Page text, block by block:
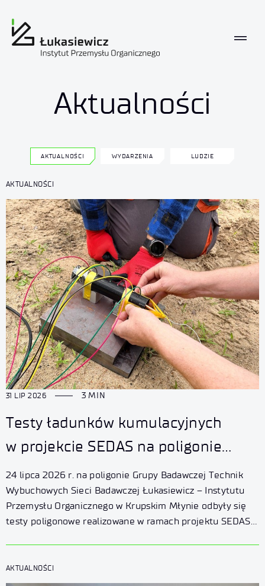
Aktualności
AKTUALNOŚCI WYDARZENIA LUDZIE
AKTUALNOŚCI
31 LIP 2026 3 MIN
Testy ładunków kumulacyjnych
w projekcie SEDAS na poligonie
Łukasiewicz – IPO
24 lipca 2026 r. na poligonie Grupy Badawczej Technik
Wybuchowych Sieci Badawczej Łukasiewicz – Instytutu
Przemysłu Organicznego w Krupskim Młynie odbyły się
testy poligonowe realizowane w ramach projektu SEDAS
AKTUALNOŚCI